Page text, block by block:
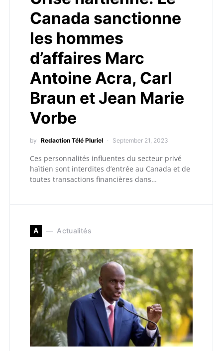
Canada sanctionne
les hommes
d’affaires Marc
Antoine Acra, Carl
Braun et Jean Marie
Vorbe
by Redaction Télé Pluriel September 21, 2023
Ces personnalités influentes du secteur privé
haïtien sont interdites d’entrée au Canada et de
toutes transactions financières dans…
A Actualités